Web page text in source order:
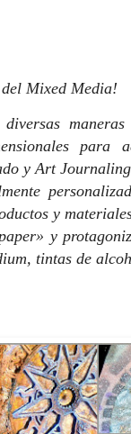
Mixed Media!
para
y Art
y
y
tintas de